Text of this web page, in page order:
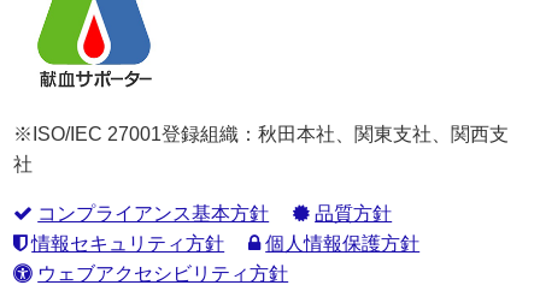
※ISO/IEC 27001登録組織：秋田本社、関東支社、関西支
社
コンプライアンス基本方針
品質方針
情報セキュリティ方針
個人情報保護方針
ウェブアクセシビリティ方針